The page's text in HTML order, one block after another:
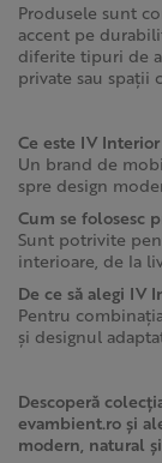
Produsele sunt
accent pe
diferite tipuri de
private sau spații
Ce este IV
Un brand de
spre design
Cum se folosesc
Sunt potrivite
interioare, de la
De ce să alegi IV
Pentru
și designul
Descoperă
evambient.ro și
modern, natural